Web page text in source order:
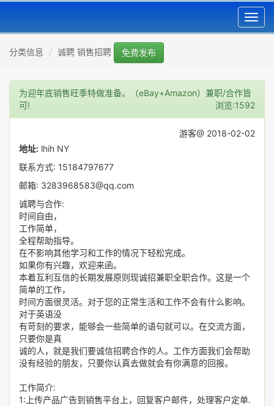
分类信息 诚聘 销售招聘 免费发布
为迎年底销售旺季特做准备。（eBay+Amazon）兼职/合作皆
可!
浏览:1592
游客@ 2018-02-02
地址: lhih NY
联系方式: 15184797677
邮箱: 3283968583@qq.com
诚聘与合作:
时间自由，
工作简单，
全程帮助指导。
在不影响其他学习和工作的情况下轻松完成。
如果你有兴趣，欢迎来函。
本着互利互信的长期发展原则现诚招兼职全职合作。这是一个
简单的工作，
时间方面很灵活。对于您的正常生活和工作不会有什么影响。
对于英语没
有苛刻的要求，能够会一些简单的语句就可以。在交流方面，
只要你是真
诚的人，就是我们要诚信招聘合作的人。工作方面我们会帮助
没有经验的朋友，只要你认真去做就会有你满意的回报。
工作简介:
1:上传产品广告到销售平台上，回复客户邮件，处理客户定单.